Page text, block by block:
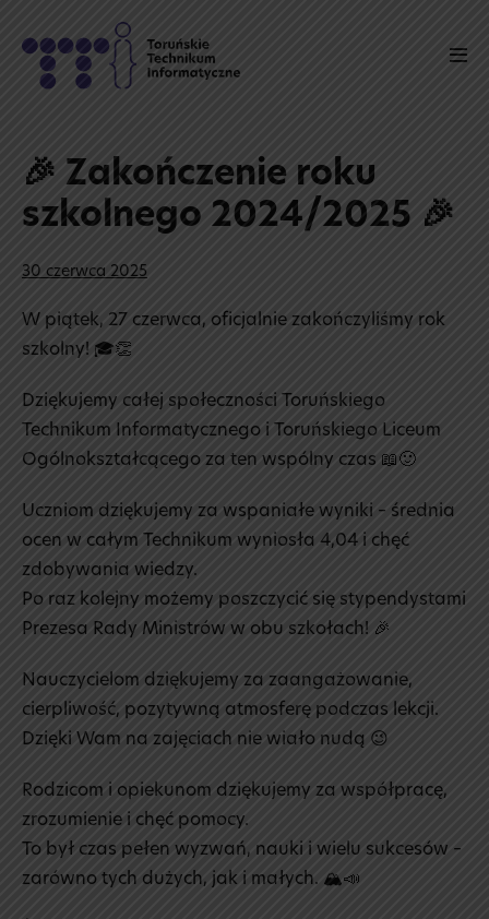
content
🎉 Zakończenie roku
szkolnego 2024/2025 🎉
30 czerwca 2025
W piątek, 27 czerwca, oficjalnie zakończyliśmy rok
szkolny! 🎓👏
Dziękujemy całej społeczności Toruńskiego
Technikum Informatycznego i Toruńskiego Liceum
Ogólnokształcącego za ten wspólny czas 📖🙂
Uczniom dziękujemy za wspaniałe wyniki – średnia
ocen w całym Technikum wyniosła 4,04 i chęć
zdobywania wiedzy.
Po raz kolejny możemy poszczycić się stypendystami
Prezesa Rady Ministrów w obu szkołach! 🎉
Nauczycielom dziękujemy za zaangażowanie,
cierpliwość, pozytywną atmosferę podczas lekcji.
Dzięki Wam na zajęciach nie wiało nudą 😉
Rodzicom i opiekunom dziękujemy za współpracę,
zrozumienie i chęć pomocy.
To był czas pełen wyzwań, nauki i wielu sukcesów –
zarówno tych dużych, jak i małych. 🏔️📣